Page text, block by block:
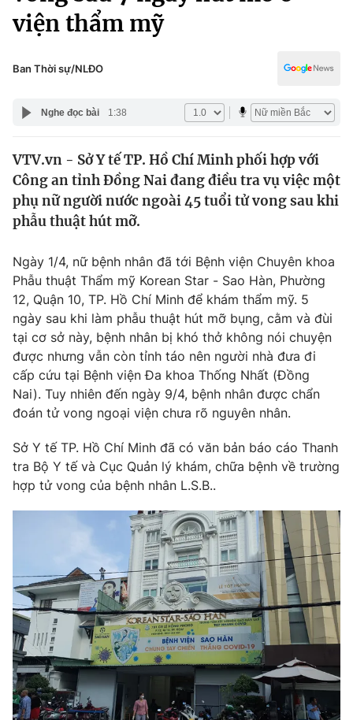
Chính trị
Thế giới
Tin tức
Câu chuyện quốc tế
Kinh tế
Tài chính
Thị trường
Góc doanh nghiệp
Dữ liệu và đời sống
Truyền hình
Phim VTV
Hậu trường
Nhân vật
Khán giả
Giải sao mai
Giải trí
Điện ảnh
Sao
Đời sống
Du lịch
Làm đẹp
Chất lượng cuộc sống
Giáo dục
Tuyển sinh
Học trực tuyến
Công nghệ
Hitech Công nghệ tương lai
Sản phẩm
Thị trường
Tư vấn
Giao lưu trực tuyến
Lịch phát sóng
Chuyên mục khác
Emagazine Podcast
Truyền hình
Đời sống
Giáo dục
viện thẩm mỹ
Ban Thời sự/NLĐO
Nghe đọc bài 1:38
VTV.vn - Sở Y tế TP. Hồ Chí Minh phối hợp với
Công an tỉnh Đồng Nai đang điều tra vụ việc một
phụ nữ người nước ngoài 45 tuổi tử vong sau khi
phẫu thuật hút mỡ.
Ngày 1/4, nữ bệnh nhân đã tới Bệnh viện Chuyên khoa
Phẫu thuật Thẩm mỹ Korean Star - Sao Hàn, Phường
12, Quận 10, TP. Hồ Chí Minh để khám thẩm mỹ. 5
ngày sau khi làm phẫu thuật hút mỡ bụng, cằm và đùi
tại cơ sở này, bệnh nhân bị khó thở không nói chuyện
được nhưng vẫn còn tỉnh táo nên người nhà đưa đi
cấp cứu tại Bệnh viện Đa khoa Thống Nhất (Đồng
Nai). Tuy nhiên đến ngày 9/4, bệnh nhân được chẩn
đoán tử vong ngoại viện chưa rõ nguyên nhân.
Sở Y tế TP. Hồ Chí Minh đã có văn bản báo cáo Thanh
tra Bộ Y tế và Cục Quản lý khám, chữa bệnh về trường
hợp tử vong của bệnh nhân L.S.B..